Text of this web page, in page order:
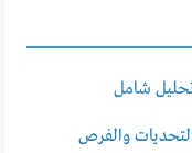
شامل
التحديات والفرص